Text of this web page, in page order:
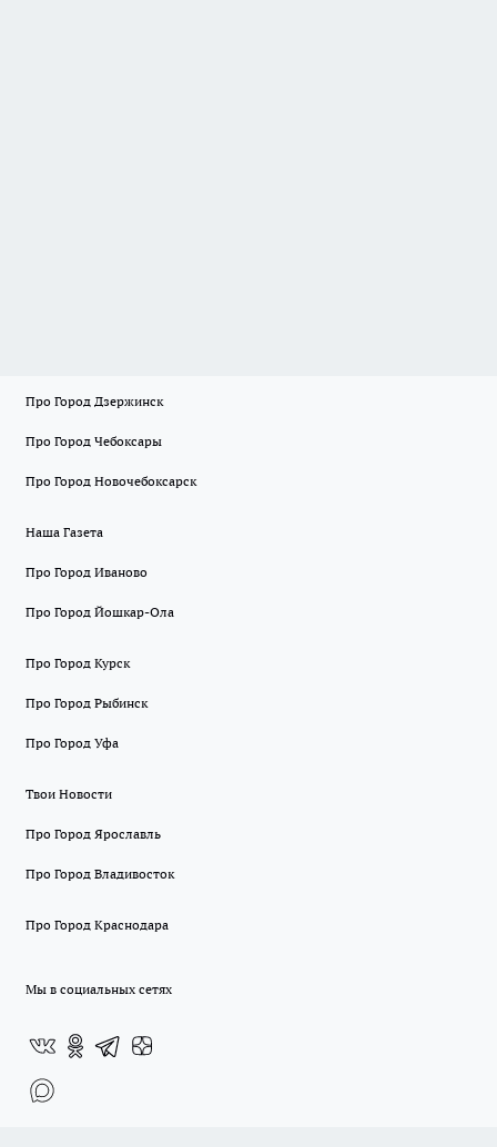
Про Город Дзержинск
Про Город Чебоксары
Про Город Новочебоксарск
Наша Газета
Про Город Иваново
Про Город Йошкар-Ола
Про Город Курск
Про Город Рыбинск
Про Город Уфа
Твои Новости
Про Город Ярославль
Про Город Владивосток
Про Город Краснодара
Мы в социальных сетях